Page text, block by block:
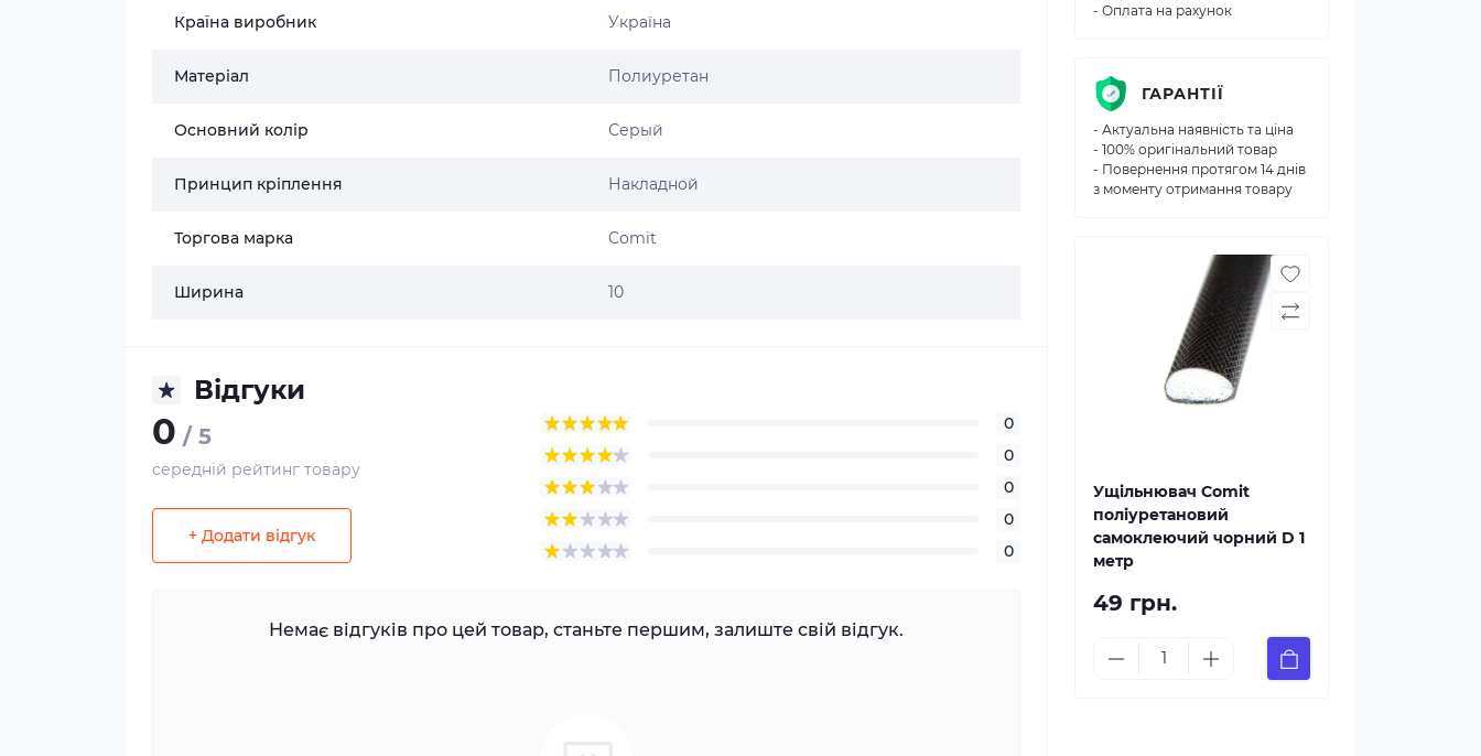
Країна виробник Україна
Матеріал Полиуретан
Основний колір Серый
Принцип кріплення Накладной
Торгова марка Comit
Ширина 10
Відгуки
0 / 5
середній рейтинг товару
+ Додати відгук
0
0
0
0
0
Немає відгуків про цей товар, станьте першим, залиште свій відгук.
- Оплата на рахунок
ГАРАНТІЇ
- Актуальна наявність та ціна
- 100% оригінальний товар
- Повернення протягом 14 днів
з моменту отримання товару
Ущільнювач Comit
поліуретановий
самоклеючий чорний D 1
метр
49 грн.